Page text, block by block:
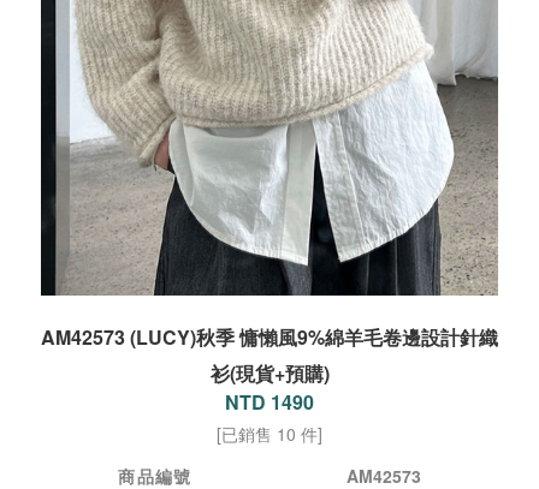
AM42573 (LUCY)秋季 慵懶風9%綿羊毛卷邊設計針織
衫(現貨+預購)
NTD 1490
[已銷售 10 件]
商品編號
AM42573